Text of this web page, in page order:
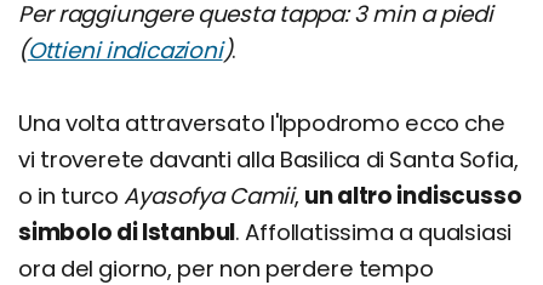
Per raggiungere questa tappa: 3 min a piedi
(Ottieni indicazioni).
Una volta attraversato l'Ippodromo ecco che
vi troverete davanti alla Basilica di Santa Sofia,
o in turcoAyasofya Camii, un altro indiscusso
simbolo di Istanbul. Affollatissima a qualsiasi
ora del giorno, per non perdere tempo